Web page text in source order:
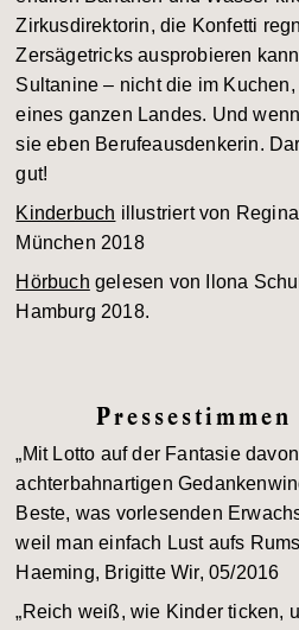
Zirkusdirektorin, die Konfetti
Zersägetricks ausprobieren
Sultanine – nicht die im
eines ganzen Landes. Und
sie eben Berufeausdenkerin.
gut!
Kinderbuch illustriert von
München 2018
Hörbuch gelesen von Ilona
Hamburg 2018.
„Mit Lotto auf der Fantasie
achterbahnartigen
Beste, was vorlesenden
weil man einfach Lust aufs
Haeming, Brigitte Wir, 05/2016
„Reich weiß, wie Kinder ticken,